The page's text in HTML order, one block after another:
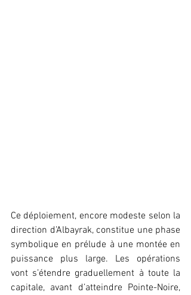
Ce déploiement, encore modeste selon la
direction d’Albayrak, constitue une phase
symbolique en prélude à une montée en
puissance plus large. Les opérations
vont s’étendre graduellement à toute la
capitale, avant d’atteindre Pointe-Noire,